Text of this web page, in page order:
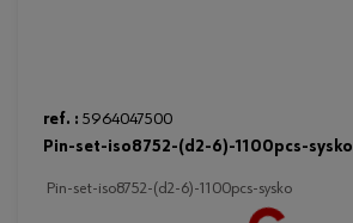
ref. : 5964047500
pin-set-iso8752-(d2-6)-1100pcs-sysko
pin-set-iso8752-(d2-6)-1100pcs-sysko